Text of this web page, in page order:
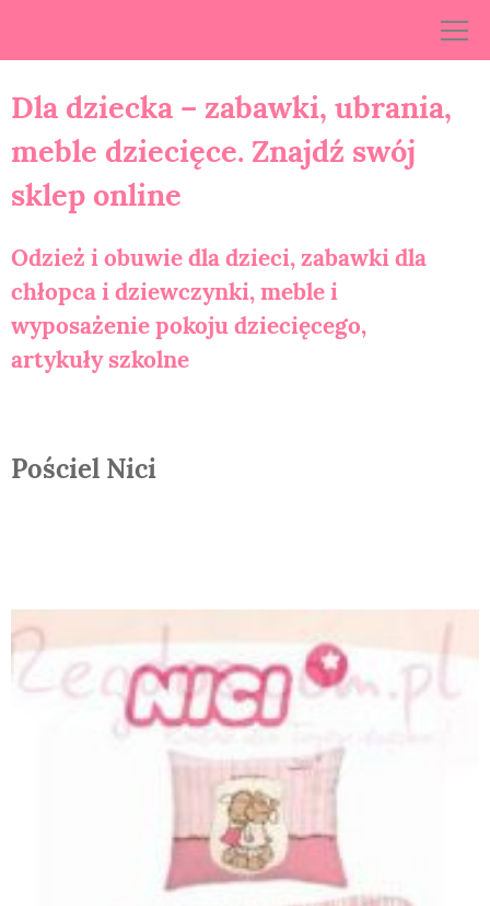
Dla dziecka – zabawki, ubrania,
meble dziecięce. Znajdź swój
sklep online
Odzież i obuwie dla dzieci, zabawki dla
chłopca i dziewczynki, meble i
wyposażenie pokoju dziecięcego,
artykuły szkolne
Pościel Nici